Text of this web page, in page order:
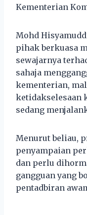
Kementerian
Mohd
pihak berkuasa
sewajarnya
sahaja
kementerian,
ketidakselesaan
sedang
Menurut beliau,
penyampaian
dan perlu
gangguan yang
pentadbiran